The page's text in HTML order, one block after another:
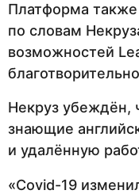
Платформа
по словам
возможностей
Некруз убеждён,
знающие
и удалённую
«Covid-19